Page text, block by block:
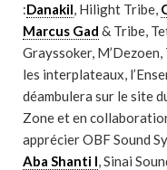
:Danakil, Hilight Tribe,
Marcus Gad & Tribe,
Grayssoker,
les interplateaux,
déambulera sur le site
Zone et en
apprécier OBF Sound
Aba Shanti I, Sinai